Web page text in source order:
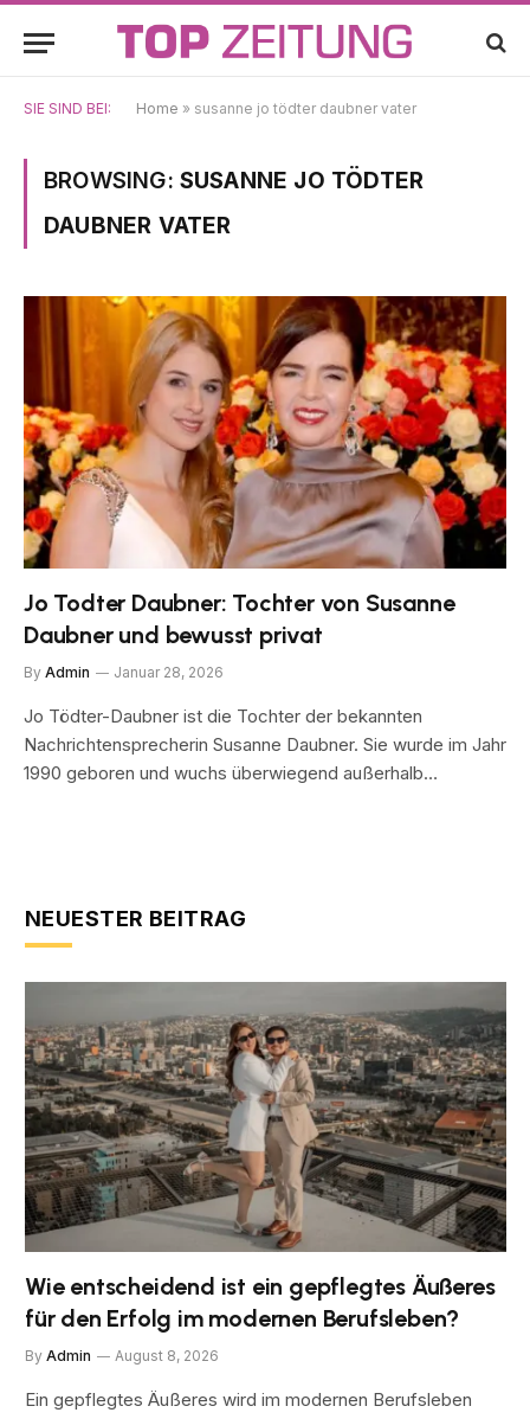
SIE SIND BEI: Home » susanne jo tödter daubner vater
BROWSING: SUSANNE JO TÖDTER
DAUBNER VATER
Jo Todter Daubner: Tochter von Susanne
Daubner und bewusst privat
By Admin Januar 28, 2026
Jo Tödter-Daubner ist die Tochter der bekannten
Nachrichtensprecherin Susanne Daubner. Sie wurde im Jahr
1990 geboren und wuchs überwiegend außerhalb…
NEUESTER BEITRAG
Wie entscheidend ist ein gepflegtes Äußeres
für den Erfolg im modernen Berufsleben?
By Admin August 8, 2026
Ein gepflegtes Äußeres wird im modernen Berufsleben